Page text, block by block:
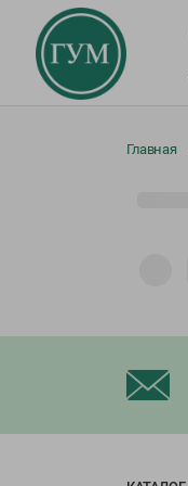
Главная